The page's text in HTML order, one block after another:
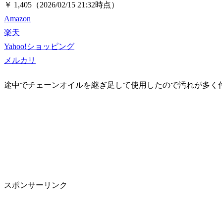
￥ 1,405 （2026/02/15 21:32時点）
Amazon
楽天
Yahoo!ショッピング
メルカリ
途中でチェーンオイルを継ぎ足して使用したので汚れが多く
スポンサーリンク